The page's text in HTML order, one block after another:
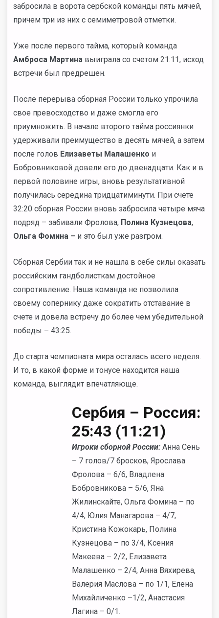
забросила в ворота сербской команды пять мячей,
причем три из них с семиметровой отметки.
Уже после первого тайма, который команда
Амброса Мартина выиграла со счетом 21:11, исход
встречи был предрешен.
После перерыва сборная России только упрочила
свое превосходство и даже смогла его
приумножить. В начале второго тайма россиянки
удерживали преимущество в десять мячей, а затем
после голов Елизаветы Малашенко и
Бобровниковой довели его до двенадцати. Как и в
первой половине игры, вновь результативной
получилась середина тридцатиминути. При счете
32:20 сборная России вновь забросила четыре мяча
подряд – забивали Фролова, Полина Кузнецова,
Ольга Фомина – и это был уже разгром.
Сборная Сербии так и не нашла в себе силы оказать
российским гандболисткам достойное
сопротивление. Наша команда не позволила
своему сопернику даже сократить отставание в
счете и довела встречу до более чем убедительной
победы – 43:25.
До старта чемпионата мира осталась всего неделя.
И то, в какой форме и тонусе находится наша
команда, выглядит впечатляюще.
Сербия – Россия:
25:43 (11:21)
Игроки сборной России: Анна Сень
– 7 голов/7 бросков, Ярослава
Фролова – 6/6, Владлена
Бобровникова – 5/6, Яна
Жилинскайте, Ольга Фомина – по
4/4, Юлия Манагарова – 4/7,
Кристина Кожокарь, Полина
Кузнецова – по 3/4, Ксения
Макеева – 2/2, Елизавета
Малашенко – 2/4, Анна Вяхирева,
Валерия Маслова – по 1/1, Елена
Михайличенко –1/2, Анастасия
Лагина – 0/1.